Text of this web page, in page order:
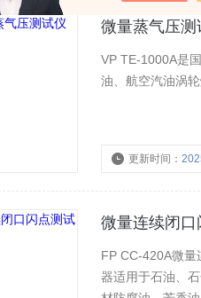
微量蒸气压测
VP TE-1000A是
油、航空汽油涡
更新时间：
微量连续闭口
FP CC-420A微量
器适用于石油、